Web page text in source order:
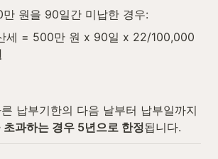
원을 90일간 미납한 경우:
세 = 500만 원 x 90일 x 22/100,000
납부기한의 다음 날부터 납부일까지
초과하는 경우 5년으로 한정됩니다.